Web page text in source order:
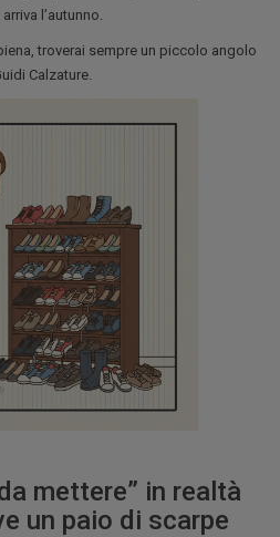
l’autunno.
troverai sempre un piccolo angolo
Calzature.
mettere” in realtà
un paio di scarpe